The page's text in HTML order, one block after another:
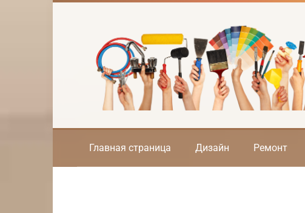
Главная страница Дизайн Ремонт